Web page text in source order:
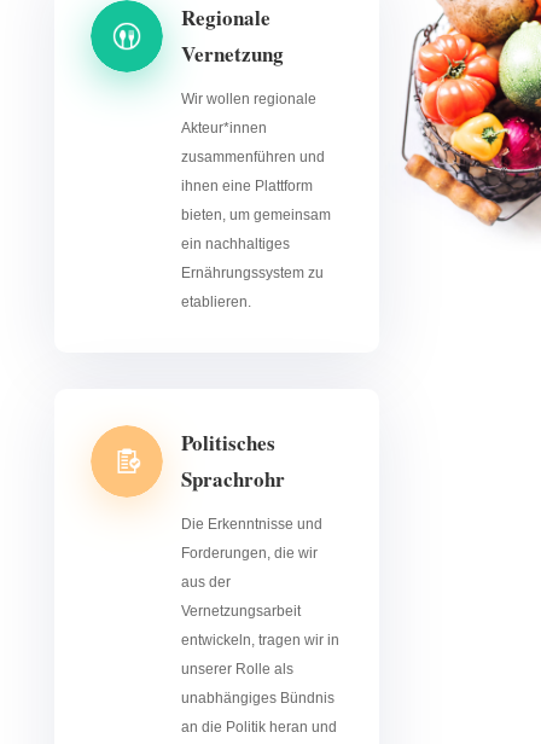
Regionale
Vernetzung
Wir wollen regionale
Akteur*innen
zusammenführen und
ihnen eine Plattform
bieten, um gemeinsam
ein nachhaltiges
Ernährungssystem zu
etablieren.
Politisches
Sprachrohr
Die Erkenntnisse und
Forderungen, die wir
aus der
Vernetzungsarbeit
entwickeln, tragen wir in
unserer Rolle als
unabhängiges Bündnis
an die Politik heran und